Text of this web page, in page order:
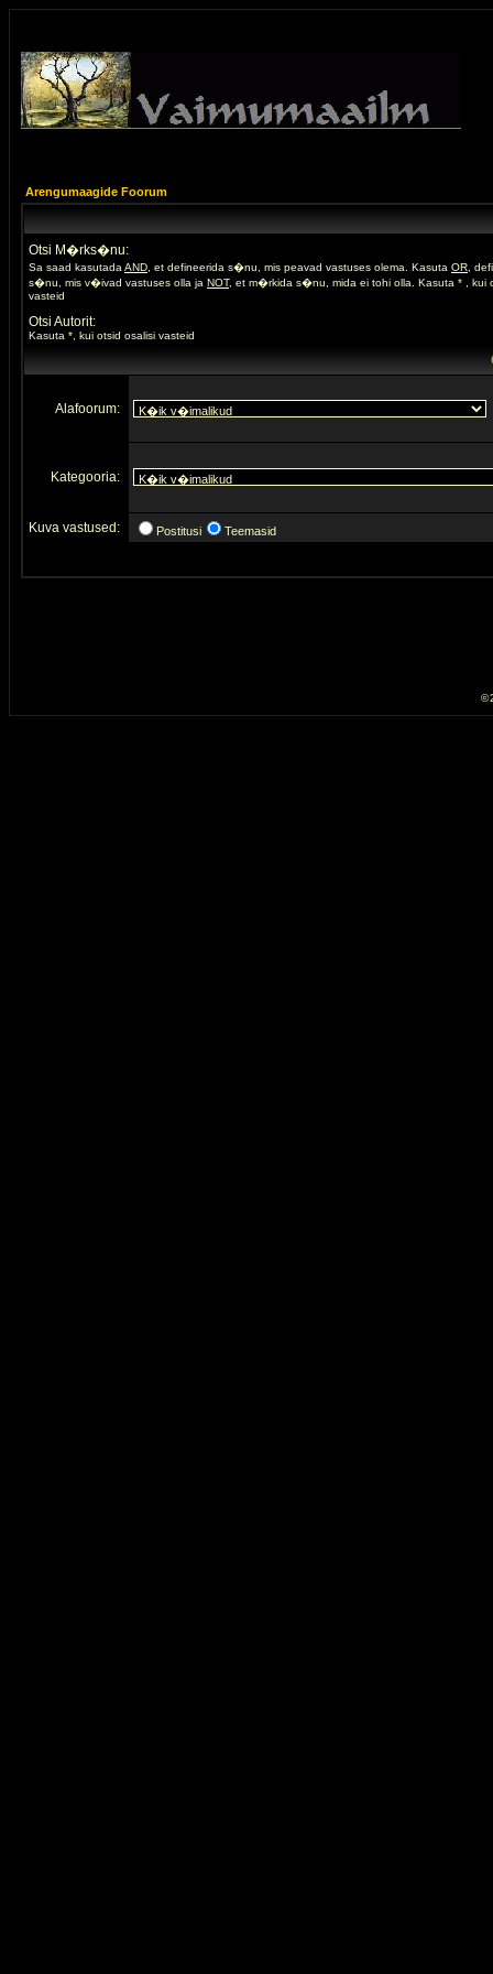
Arengumaagide Foorum
Otsi M�rks�nu:
Sa saad kasutada AND , et defineerida s�nu, mis peavad vastuses olema. Kasuta OR ,
s�nu, mis v�ivad vastuses olla ja NOT, et m�rkida s�nu, mida ei tohi olla. Kasuta * , kui
vasteid
Otsi Autorit:
Kasuta *, kui otsid osalisi vasteid
Alafoorum:
Kategooria:
Kuva vastused: Postitusi Teemasid
©